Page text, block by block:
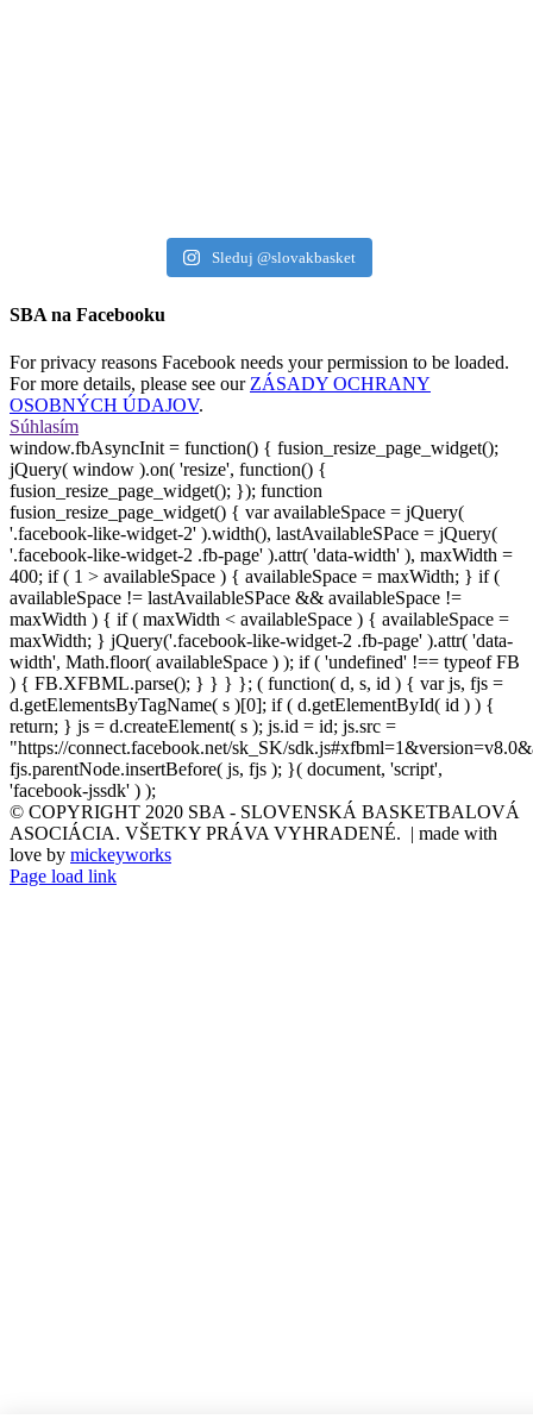
Sleduj @slovakbasket
SBA na Facebooku
For privacy reasons Facebook needs your permission to be loaded.
For more details, please see our ZÁSADY OCHRANY
OSOBNÝCH ÚDAJOV.
Súhlasím
window.fbAsyncInit = function() { fusion_resize_page_widget();
jQuery( window ).on( 'resize', function() {
fusion_resize_page_widget(); }); function
fusion_resize_page_widget() { var availableSpace = jQuery(
'.facebook-like-widget-2' ).width(), lastAvailableSPace = jQuery(
'.facebook-like-widget-2 .fb-page' ).attr( 'data-width' ), maxWidth =
400; if ( 1 > availableSpace ) { availableSpace = maxWidth; } if (
availableSpace != lastAvailableSPace && availableSpace !=
maxWidth ) { if ( maxWidth < availableSpace ) { availableSpace =
maxWidth; } jQuery('.facebook-like-widget-2 .fb-page' ).attr( 'data-
width', Math.floor( availableSpace ) ); if ( 'undefined' !== typeof FB
) { FB.XFBML.parse(); } } } }; ( function( d, s, id ) { var js, fjs =
d.getElementsByTagName( s )[0]; if ( d.getElementById( id ) ) {
return; } js = d.createElement( s ); js.id = id; js.src =
"https://connect.facebook.net/sk_SK/
fjs.parentNode.insertBefore( js, fjs ); }( document, 'script',
'facebook-jssdk' ) );
© COPYRIGHT 2020 SBA - SLOVENSKÁ BASKETBALOVÁ
ASOCIÁCIA. VŠETKY PRÁVA VYHRADENÉ. | made with
love by mickeyworks
Page load link